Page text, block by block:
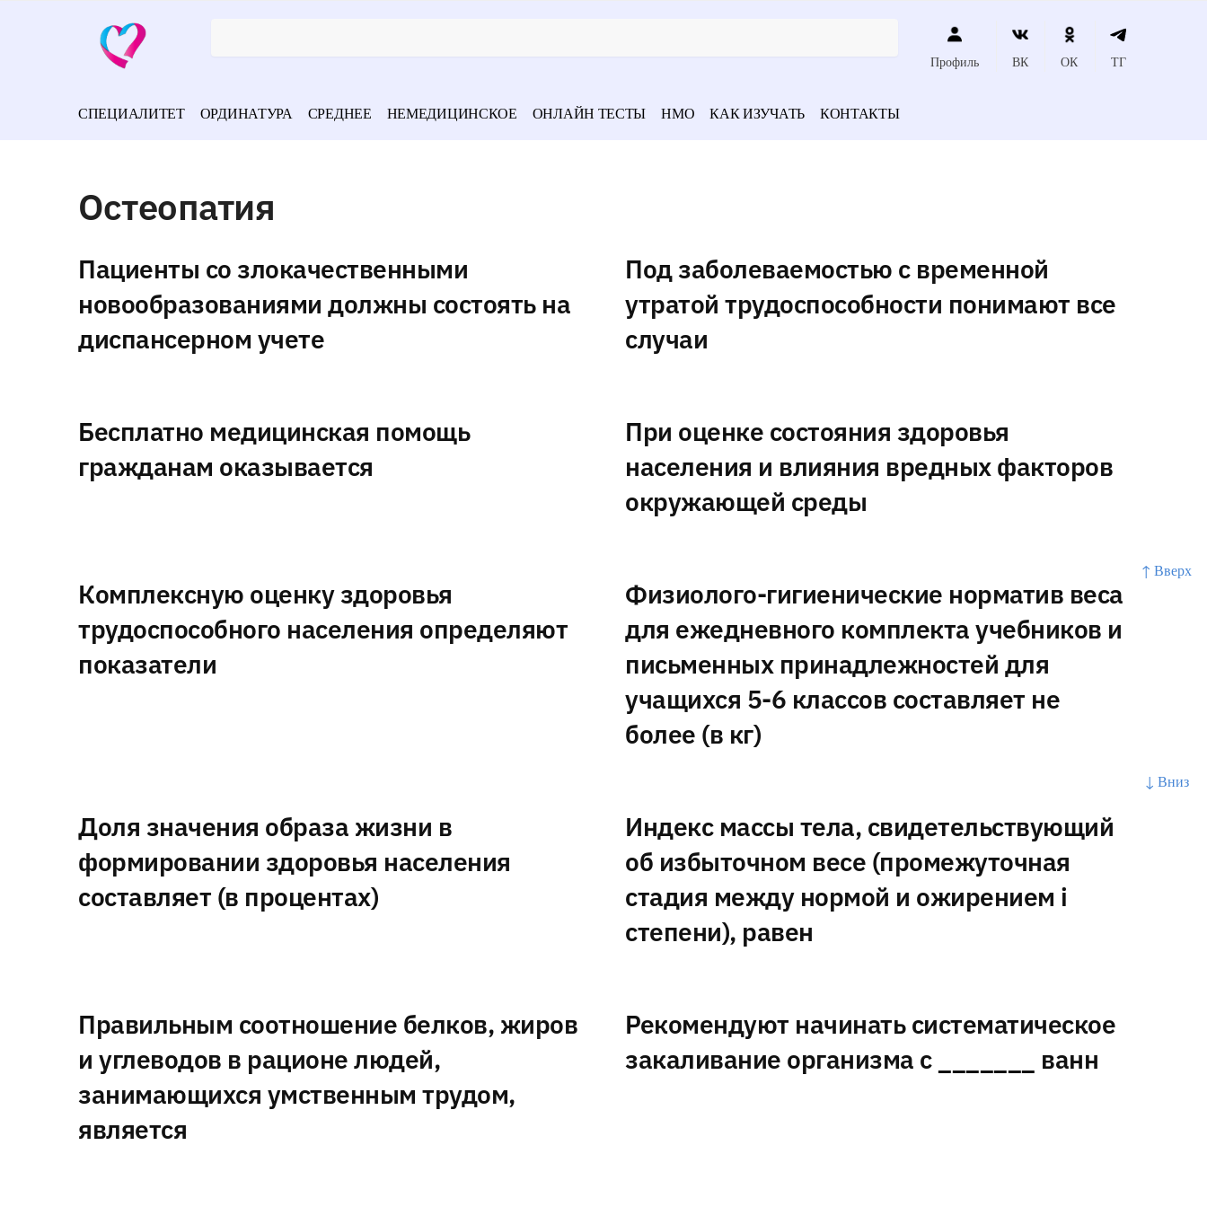
↑ Вверх
↓ Вниз
Профиль ВК ОК ТГ
СПЕЦИАЛИТЕТ ОРДИНАТУРА СРЕДНЕЕ НЕМЕДИЦИНСКОЕ ОНЛАЙН ТЕСТЫ НМО КАК ИЗУЧАТЬ КОНТАКТЫ
Остеопатия
Пациенты со злокачественными
новообразованиями должны состоять на
диспансерном учете
Под заболеваемостью с временной
утратой трудоспособности понимают все
случаи
Бесплатно медицинская помощь
гражданам оказывается
При оценке состояния здоровья
населения и влияния вредных факторов
окружающей среды
Комплексную оценку здоровья
трудоспособного населения определяют
показатели
Физиолого-гигиенические норматив веса
для ежедневного комплекта учебников и
письменных принадлежностей для
учащихся 5-6 классов составляет не
более (в кг)
Доля значения образа жизни в
формировании здоровья населения
составляет (в процентах)
Индекс массы тела, свидетельствующий
об избыточном весе (промежуточная
стадия между нормой и ожирением i
степени), равен
Правильным соотношение белков, жиров
и углеводов в рационе людей,
занимающихся умственным трудом,
является
Рекомендуют начинать систематическое
закаливание организма с _______ ванн